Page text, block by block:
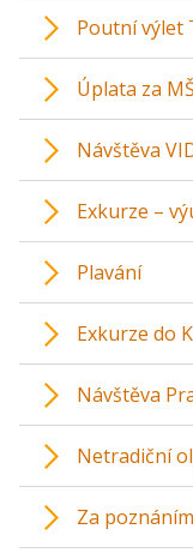
Poutní výlet
Úplata za
Návštěva
Exkurze –
Plavání
Exkurze do
Návštěva
Netradiční
Za